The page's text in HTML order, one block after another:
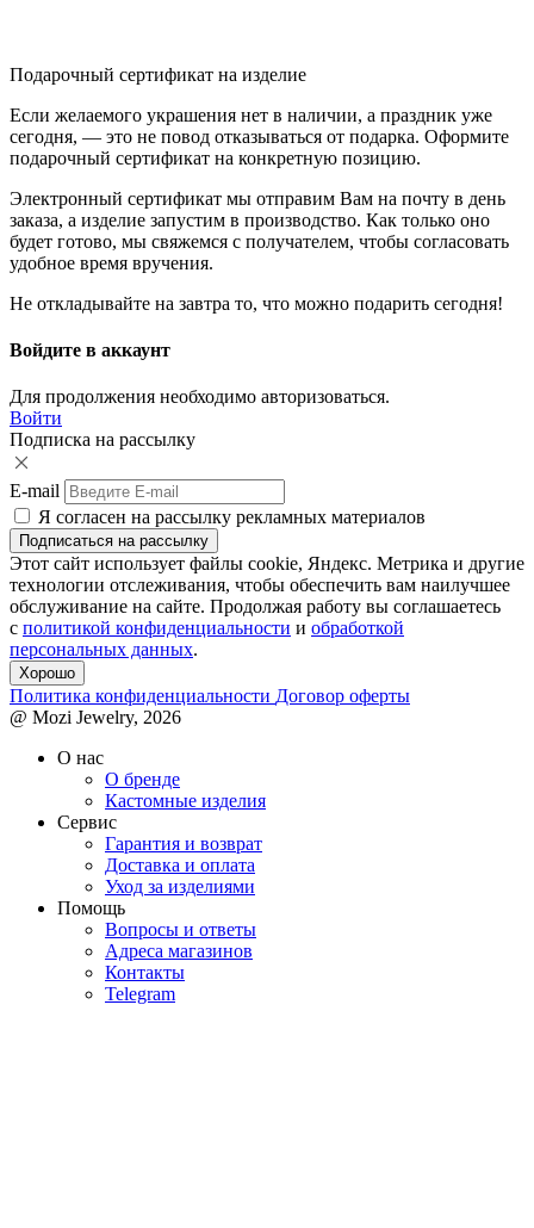
Подвеска буква с камнями
Подарочный сертификат на изделие
Если желаемого украшения нет в наличии, а праздник уже
сегодня, — это не повод отказываться от подарка. Оформите
подарочный сертификат на конкретную позицию.
Электронный сертификат мы отправим Вам на почту в день
заказа, а изделие запустим в производство. Как только оно
будет готово, мы свяжемся с получателем, чтобы согласовать
удобное время вручения.
Не откладывайте на завтра то, что можно подарить сегодня!
Войдите в аккаунт
Для продолжения необходимо авторизоваться.
Войти
Подписка на рассылку
E-mail
Я согласен на рассылку рекламных материалов
Этот сайт использует файлы cookie, Яндекс. Метрика и другие
технологии отслеживания, чтобы обеспечить вам наилучшее
обслуживание на сайте. Продолжая работу вы соглашаетесь
с политикой конфиденциальности и обработкой
персональных данных.
Хорошо
Политика конфиденциальности Договор оферты
@ Mozi Jewelry, 2026
О нас
О бренде
Кастомные изделия
Сервис
Гарантия и возврат
Доставка и оплата
Уход за изделиями
Помощь
Вопросы и ответы
Адреса магазинов
Контакты
Telegram